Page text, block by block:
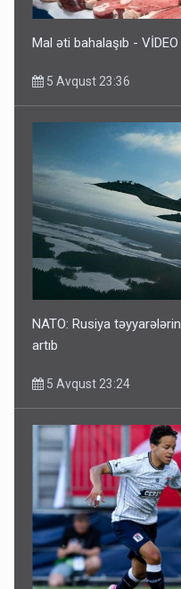
Mal əti bahalaşıb - VİDEO
5 Avqust 23:36
NATO: Rusiya
artıb
5 Avqust 23:24